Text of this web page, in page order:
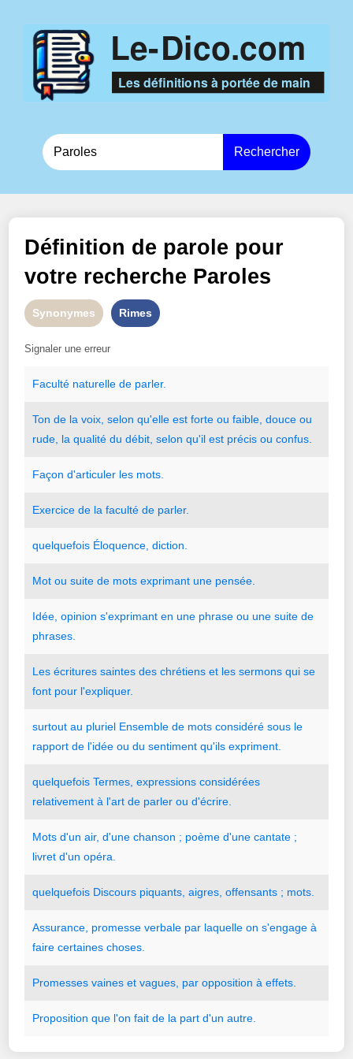
Rechercher
Définition de parole pour
votre recherche Paroles
Synonymes Rimes
Signaler une erreur
Faculté naturelle de parler.
Ton de la voix ,selon qu'elle est forte ou faible ,douce ou
rude la qualité du débit ,selon qu'il est précis ou confus.
Façon d'articuler les mots.
Exercice de la faculté de parler.
quelquefois Éloquence ,diction.
Mot ou suite de mots exprimant une pensée.
Idée ,opinion s'exprimant en une phrase ou une suite de
phrases.
Les écritures saintes des chrétiens et les sermons qui se
font pour l'expliquer.
surtout au pluriel Ensemble de mots considéré sous le
rapport de l'idée ou du sentiment qu'ils expriment.
quelquefois Termes ,expressions considérées
relativement à l'art de parler ou d'écrire.
Mots d'un air,d'une chanson ; poème d'une cantate ;
livret d'un opéra.
quelquefois Discours piquants ,aigres ,offensants ; mots.
Assurance promesse verbale par laquelle on s'engage à
faire certaines choses.
Promesses vaines et vagues par opposition à effets.
Proposition que l'on fait de la part d'un autre.